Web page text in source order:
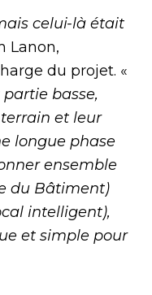
celui-là était
Lanon,
du projet. «
basse,
et leur
longue phase
ensemble
du Bâtiment)
intelligent),
et simple pour